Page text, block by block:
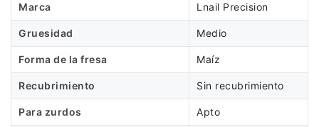
Marca Lnail Precision
Gruesidad Medio
Forma de la fresa Maíz
Recubrimiento Sin recubrimiento
Para zurdos Apto